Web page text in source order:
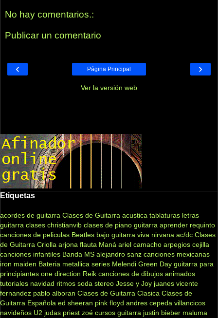
No hay comentarios.:
Publicar un comentario
‹ ›
Página Principal
Ver la versión web
Etiquetas
acordes de guitarra Clases de Guitarra acustica tablaturas letras
guitarra clases christianvib clases de piano guitarra aprender requinto
canciones de peliculas Beatles bajo guitarra viva nirvana ac/dc Clases
de Guitarra Criolla arjona flauta Maná ariel camacho arpegios cejilla
canciones infantiles Banda MS alejandro sanz canciones mexicanas
iron maiden Bateria metallica series Melendi Green Day guitarra para
principiantes one direction Reik canciones de dibujos animados
tutoriales navidad ritmos soda stereo Jesse y Joy juanes vicente
fernandez pablo alboran Clases de Guitarra Clasica Clases de
Guitarra Española ed sheeran pink floyd andres cepeda villancicos
navideños U2 judas priest zoé cursos guitarra justin bieber maluma